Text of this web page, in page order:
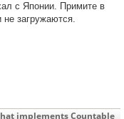
с Японии. Примите в
не загружаются.
implements Countable